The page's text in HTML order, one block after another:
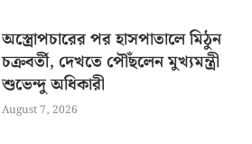
অস্ত্রোপচারের পর হাসপাতালে মিঠুন
চক্রবর্তী, দেখতে পৌঁছলেন মুখ্যমন্ত্রী
শুভেন্দু অধিকারী
August 7, 2026